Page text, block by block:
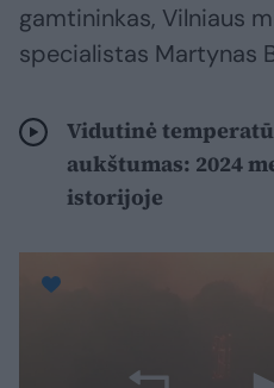
gamtininkas, Vilniaus
specialistas Martynas
Vidutinė
aukštumas: 2024
istorijoje